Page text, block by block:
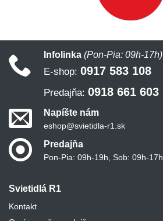
Svietidlá R1
Kontakt
Infolinka (Pon-Pia: 09h-17h)
E-shop: 0917 583 108
Predajňa: 0918 661 603
Napíšte nám
eshop@svietidla-r1.sk
Predajňa
Pon-Pia: 09h-19h, Sob: 09h-17h